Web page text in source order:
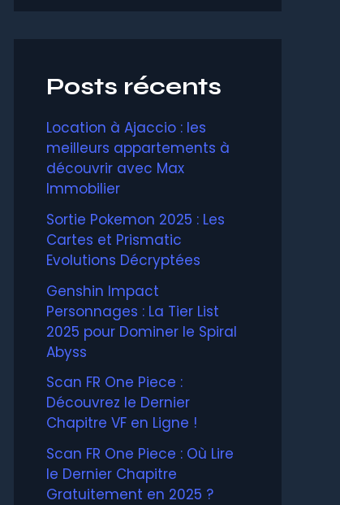
Posts récents
Location à Ajaccio : les
meilleurs appartements à
découvrir avec Max
Immobilier
Sortie Pokemon 2025 : Les
Cartes et Prismatic
Evolutions Décryptées
Genshin Impact
Personnages : La Tier List
2025 pour Dominer le Spiral
Abyss
Scan FR One Piece :
Découvrez le Dernier
Chapitre VF en Ligne !
Scan FR One Piece : Où Lire
le Dernier Chapitre
Gratuitement en 2025 ?